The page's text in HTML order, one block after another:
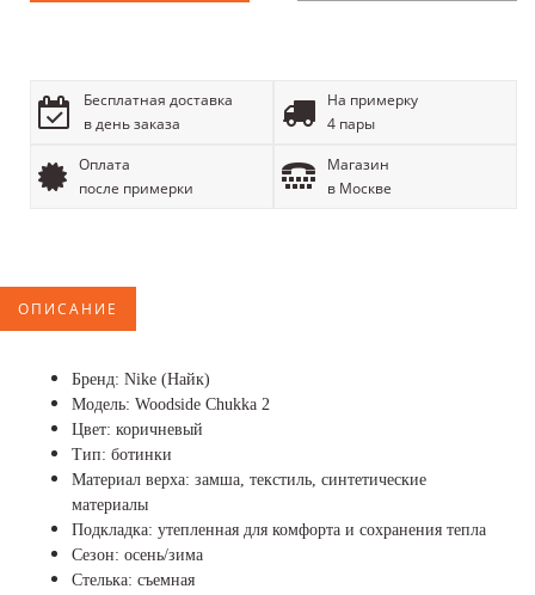
Бесплатная доставка
в день заказа
На примерку
4 пары
Оплата
после примерки
Магазин
в Москве
ОПИСАНИЕ
Бренд: Nike (Найк)
Модель: Woodside Chukka 2
Цвет: коричневый
Тип: ботинки
Материал верха: замша, текстиль, синтетические
материалы
Подкладка: утепленная для комфорта и сохранения тепла
Сезон: осень/зима
Стелька: съемная